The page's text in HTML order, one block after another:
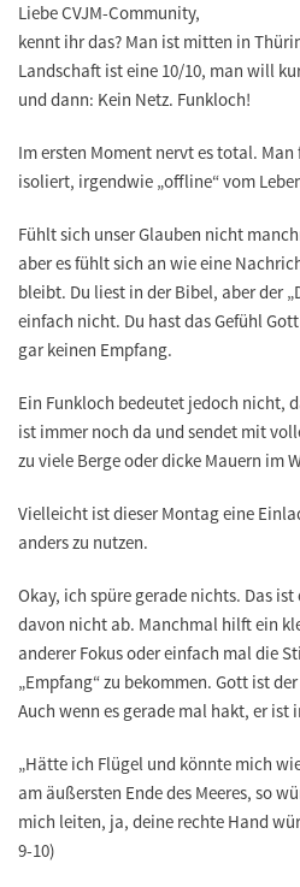
Liebe CVJM-Community,
kennt ihr das? Man ist mitten in
Landschaft ist eine 10/10, man will
und dann: Kein Netz. Funkloch!
Im ersten Moment nervt es total.
isoliert, irgendwie „offline“ vom
Fühlt sich unser Glauben nicht
aber es fühlt sich an wie eine
bleibt. Du liest in der Bibel, aber der
einfach nicht. Du hast das Gefühl
gar keinen Empfang.
Ein Funkloch bedeutet jedoch nicht,
ist immer noch da und sendet mit
zu viele Berge oder dicke Mauern im
Vielleicht ist dieser Montag eine
anders zu nutzen.
Okay, ich spüre gerade nichts. Das
davon nicht ab. Manchmal hilft ein
anderer Fokus oder einfach mal die
„Empfang“ zu bekommen. Gott ist
Auch wenn es gerade mal hakt, er ist
„Hätte ich Flügel und könnte mich
am äußersten Ende des Meeres, so
mich leiten, ja, deine rechte Hand
9-10)